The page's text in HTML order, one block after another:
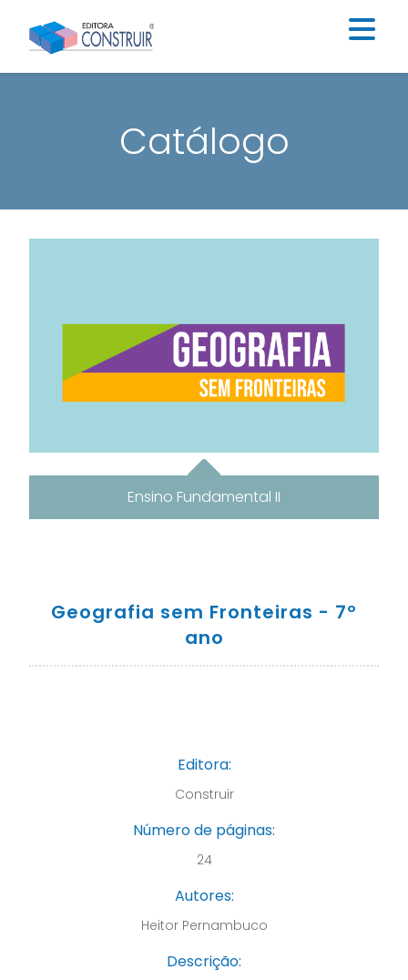
Institucional
Educação Infantil
Ensino Fundamental I
Contato
Construir Digital
Catálogo
Ensino Fundamental II
Geografia sem Fronteiras - 7º
ano
Editora:
Construir
Número de páginas:
24
Autores:
Heitor Pernambuco
Descrição: